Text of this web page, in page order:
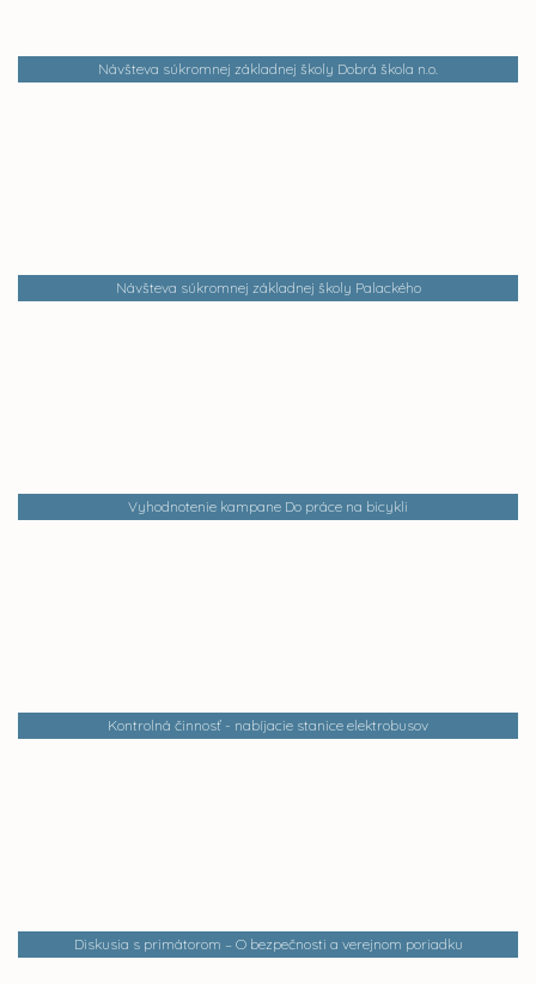
Návšteva súkromnej základnej školy Dobrá škola n.o.
Návšteva súkromnej základnej školy Palackého
Vyhodnotenie kampane Do práce na bicykli
Kontrolná činnosť - nabíjacie stanice elektrobusov
Diskusia s primátorom – O bezpečnosti a verejnom poriadku